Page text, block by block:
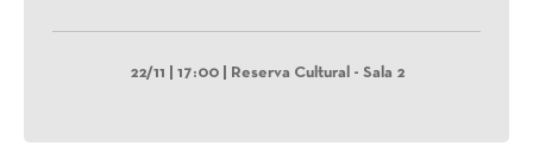
22/11 | 17:00 | Reserva Cultural - Sala 2